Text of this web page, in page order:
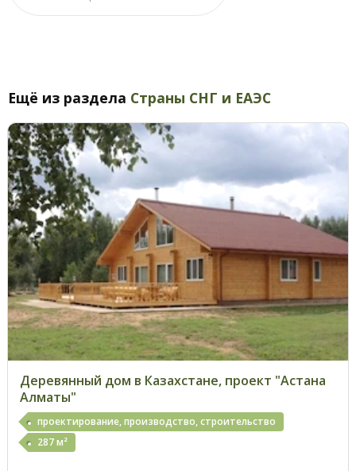
Ещё из раздела Страны СНГ и ЕАЭС
Деревянный дом в Казахстане, проект "Астана
Алматы"
проектирование, производство, строительство
287 м²